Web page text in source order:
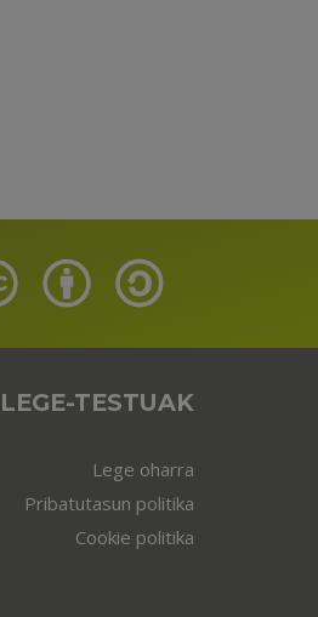
LEGE-TESTUAK
Lege oharra
Pribatutasun politika
Cookie politika